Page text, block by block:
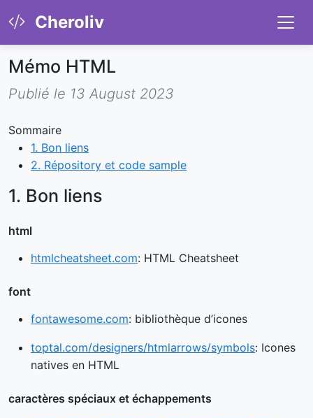
Cheroliv
Mémo HTML
Publié le 13 August 2023
Sommaire
1. Bon liens
2. Répository et code sample
1. Bon liens
html
htmlcheatsheet.com: HTML Cheatsheet
font
fontawesome.com: bibliothèque d’icones
toptal.com/designers/htmlarrows/symbols: Icones
natives en HTML
caractères spéciaux et échappements